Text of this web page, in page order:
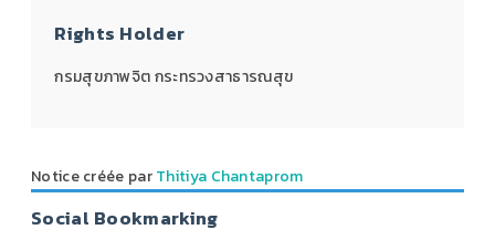
Rights Holder
กรมสุขภาพจิต กระทรวงสาธารณสุข
Notice créée parThitiya Chantaprom
Social Bookmarking